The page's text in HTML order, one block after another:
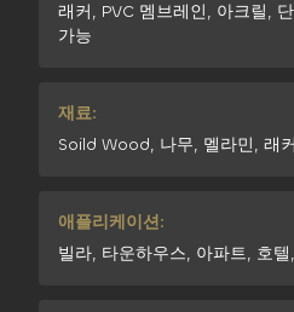
래커, PVC 멤브레인, 아크릴,
가능
재료:
Soild Wood, 나무, 멜라민, 래
애플리케이션:
빌라, 타운하우스, 아파트, 호